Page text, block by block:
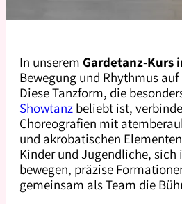
In unserem Gardetanz-Kurs
Bewegung und Rhythmus
Diese Tanzform, die
Showtanz beliebt ist,
Choreografien mit
und akrobatischen
Kinder und Jugendliche, sich
bewegen, präzise
gemeinsam als Team die